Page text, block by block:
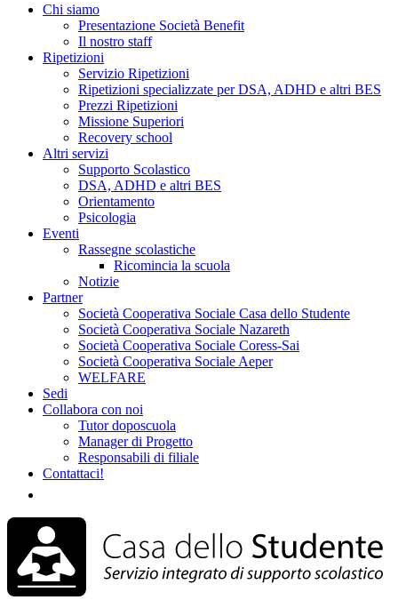
Chi siamo
Presentazione Società Benefit
Il nostro staff
Ripetizioni
Servizio Ripetizioni
Ripetizioni specializzate per DSA, ADHD e altri BES
Prezzi Ripetizioni
Missione Superiori
Recovery school
Altri servizi
Supporto Scolastico
DSA, ADHD e altri BES
Orientamento
Psicologia
Eventi
Rassegne scolastiche
Ricomincia la scuola
Notizie
Partner
Società Cooperativa Sociale Casa dello Studente
Società Cooperativa Sociale Nazareth
Società Cooperativa Sociale Coress-Sai
Società Cooperativa Sociale Aeper
WELFARE
Sedi
Collabora con noi
Tutor doposcuola
Manager di Progetto
Responsabili di filiale
Contattaci!